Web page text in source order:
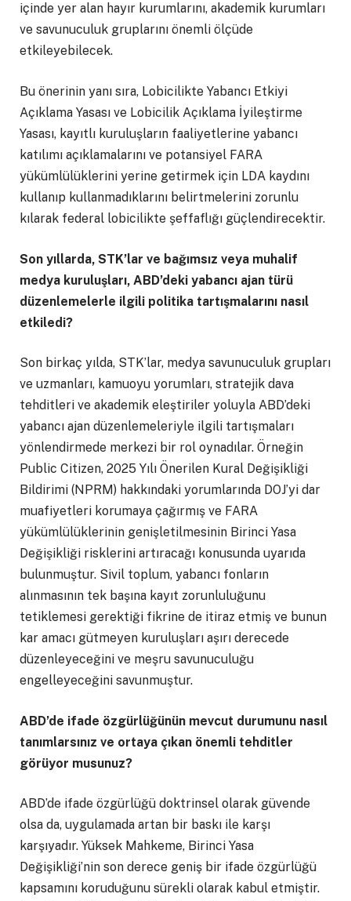
içinde yer alan hayır kurumlarını, akademik kurumları
ve savunuculuk gruplarını önemli ölçüde
etkileyebilecek.
Bu önerinin yanı sıra, Lobicilikte Yabancı Etkiyi
Açıklama Yasası ve Lobicilik Açıklama İyileştirme
Yasası, kayıtlı kuruluşların faaliyetlerine yabancı
katılımı açıklamalarını ve potansiyel FARA
yükümlülüklerini yerine getirmek için LDA kaydını
kullanıp kullanmadıklarını belirtmelerini zorunlu
kılarak federal lobicilikte şeffaflığı güçlendirecektir.
Son yıllarda, STK’lar ve bağımsız veya muhalif
medya kuruluşları, ABD’deki yabancı ajan türü
düzenlemelerle ilgili politika tartışmalarını nasıl
etkiledi?
Son birkaç yılda, STK’lar, medya savunuculuk grupları
ve uzmanları, kamuoyu yorumları, stratejik dava
tehditleri ve akademik eleştiriler yoluyla ABD’deki
yabancı ajan düzenlemeleriyle ilgili tartışmaları
yönlendirmede merkezi bir rol oynadılar. Örneğin
Public Citizen, 2025 Yılı Önerilen Kural Değişikliği
Bildirimi (NPRM) hakkındaki yorumlarında DOJ’yi dar
muafiyetleri korumaya çağırmış ve FARA
yükümlülüklerinin genişletilmesinin Birinci Yasa
Değişikliği risklerini artıracağı konusunda uyarıda
bulunmuştur. Sivil toplum, yabancı fonların
alınmasının tek başına kayıt zorunluluğunu
tetiklemesi gerektiği fikrine de itiraz etmiş ve bunun
kar amacı gütmeyen kuruluşları aşırı derecede
düzenleyeceğini ve meşru savunuculuğu
engelleyeceğini savunmuştur.
ABD’de ifade özgürlüğünün mevcut durumunu nasıl
tanımlarsınız ve ortaya çıkan önemli tehditler
görüyor musunuz?
ABD’de ifade özgürlüğü doktrinsel olarak güvende
olsa da, uygulamada artan bir baskı ile karşı
karşıyadır. Yüksek Mahkeme, Birinci Yasa
Değişikliği’nin son derece geniş bir ifade özgürlüğü
kapsamını koruduğunu sürekli olarak kabul etmiştir.